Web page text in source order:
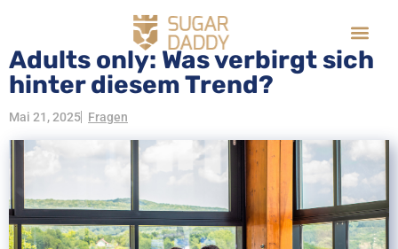
Adults only: Was verbirgt sich
hinter diesem Trend?
Mai 21, 2025 Fragen